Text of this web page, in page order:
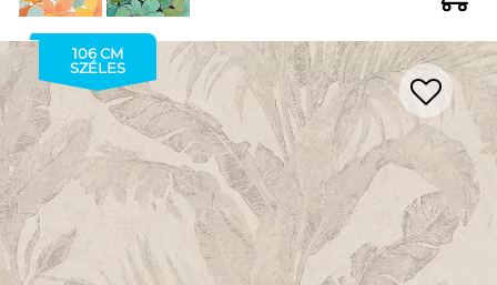
106 CM
SZÉLES